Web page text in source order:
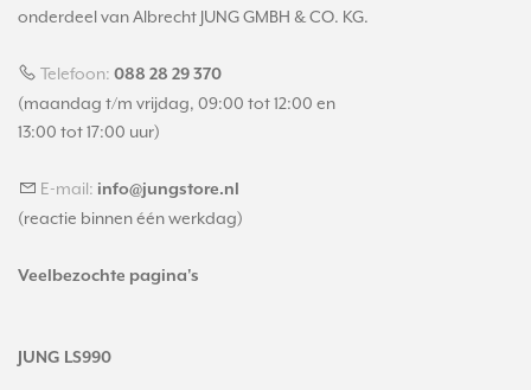
onderdeel van Albrecht JUNG GMBH & CO. KG.
Telefoon: 088 28 29 370
(maandag t/m vrijdag, 09:00 tot 12:00 en
13:00 tot 17:00 uur)
E-mail: info@jungstore.nl
(reactie binnen één werkdag)
Veelbezochte pagina's
JUNG LS990